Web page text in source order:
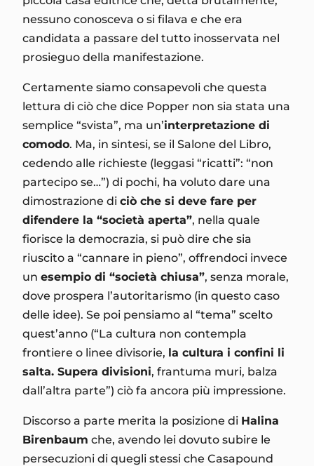
nessuno conosceva o si filava e che era
candidata a passare del tutto inosservata nel
prosieguo della manifestazione.
Certamente siamo consapevoli che questa
lettura di ciò che dice Popper non sia stata una
semplice “svista”, ma un’interpretazione di
comodo. Ma, in sintesi, se il Salone del Libro,
cedendo alle richieste (leggasi “ricatti”: “non
partecipo se…”) di pochi, ha voluto dare una
dimostrazione di ciò che si deve fare per
difendere la “società aperta”, nella quale
fiorisce la democrazia, si può dire che sia
riuscito a “cannare in pieno”, offrendoci invece
un esempio di “società chiusa”, senza morale,
dove prospera l’autoritarismo (in questo caso
delle idee). Se poi pensiamo al “tema” scelto
quest’anno (“La cultura non contempla
frontiere o linee divisorie, la cultura i confini li
salta. Supera divisioni, frantuma muri, balza
dall’altra parte”) ciò fa ancora più impressione.
Discorso a parte merita la posizione di Halina
Birenbaum che, avendo lei dovuto subire le
persecuzioni di quegli stessi che Casapound